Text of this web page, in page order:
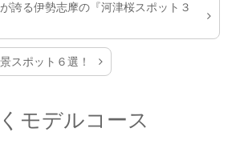
誇る伊勢志摩の『河津桜スポット３
スポット６選！
モデルコース